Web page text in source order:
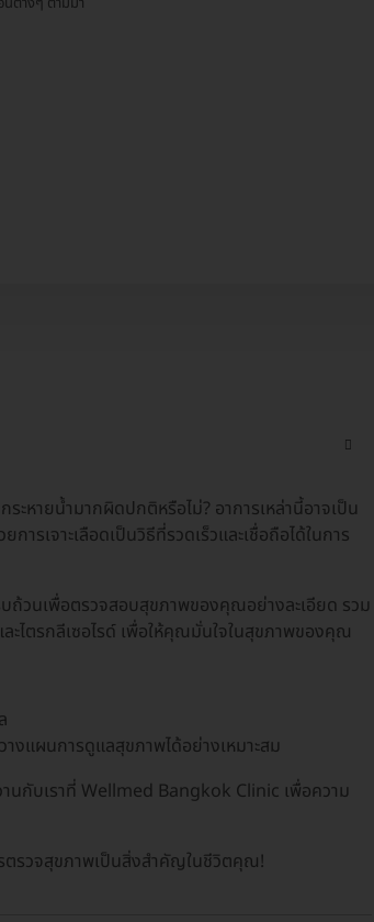
ะหายน้ำมากผิดปกติหรือไม่? อาการเหล่านี้อาจเป็น
เจาะเลือดเป็นวิธีที่รวดเร็วและเชื่อถือได้ในการ
วนเพื่อตรวจสอบสุขภาพของคุณอย่างละเอียด รวม
ะไตรกลีเซอไรด์ เพื่อให้คุณมั่นใจในสุขภาพของคุณ
งแผนการดูแลสุขภาพได้อย่างเหมาะสม
นกับเราที่ Wellmed Bangkok Clinic เพื่อความ
ตรวจสุขภาพเป็นสิ่งสำคัญในชีวิตคุณ!